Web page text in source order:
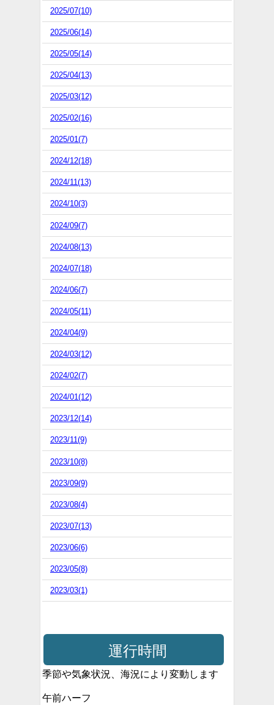
2025/07(10)
2025/06(14)
2025/05(14)
2025/04(13)
2025/03(12)
2025/02(16)
2025/01(7)
2024/12(18)
2024/11(13)
2024/10(3)
2024/09(7)
2024/08(13)
2024/07(18)
2024/06(7)
2024/05(11)
2024/04(9)
2024/03(12)
2024/02(7)
2024/01(12)
2023/12(14)
2023/11(9)
2023/10(8)
2023/09(9)
2023/08(4)
2023/07(13)
2023/06(6)
2023/05(8)
2023/03(1)
運行時間
季節や気象状況、海況により変動します
午前ハーフ